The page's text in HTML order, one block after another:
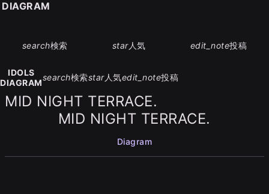
search検索 star人気 edit_note投稿
IDOLS
DIAGRAM
search検索star人気edit_note投稿
MID NIGHT TERRACE.
MID NIGHT TERRACE.
Diagram